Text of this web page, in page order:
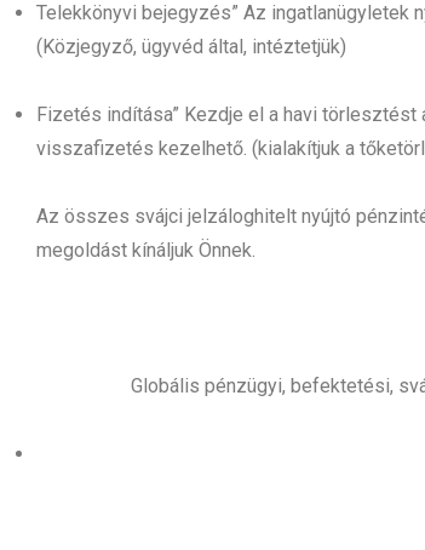
Telekkönyvi bejegyzés” Az ingatlanügyletek
(Közjegyző, ügyvéd által, intéztetjük)
Fizetés indítása” Kezdje el a havi
visszafizetés kezelhető. (kialakítjuk a
Az összes svájci jelzáloghitelt nyújtó
megoldást kínáljuk Önnek.
Globális pénzügyi, befektetési,